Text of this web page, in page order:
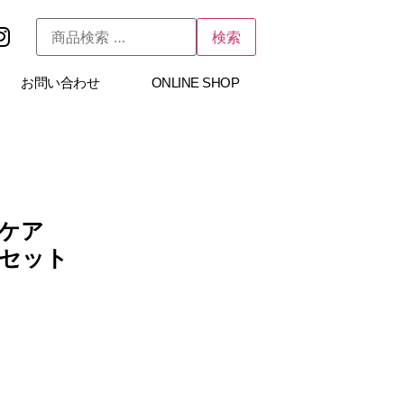
検索
お問い合わせ ONLINE SHOP
ア
ット